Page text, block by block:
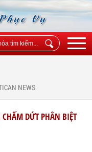
Vụ
NEWS
DỨT PHÂN BIỆT